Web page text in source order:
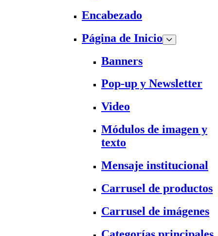
Encabezado
Página de Inicio
Banners
Pop-up y Newsletter
Video
Módulos de imagen y
texto
Mensaje institucional
Carrusel de productos
Carrusel de imágenes